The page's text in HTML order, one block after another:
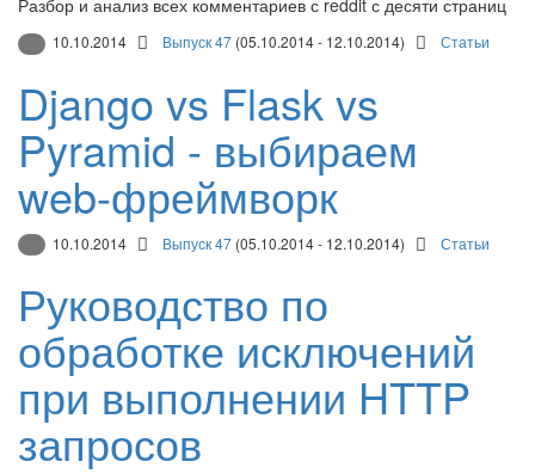
Разбор и анализ всех комментариев с reddit с десяти страниц
10.10.2014 Выпуск 47 (05.10.2014 - 12.10.2014) Статьи
Django vs Flask vs
Pyramid - выбираем
web-фреймворк
10.10.2014 Выпуск 47 (05.10.2014 - 12.10.2014) Статьи
Руководство по
обработке исключений
при выполнении HTTP
запросов